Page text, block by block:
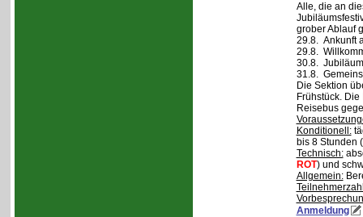
Alle, die an
grober Ablauf
29.8. Ankunft
29.8.
30.8.
31.8.
Die Sektion
Frühstück.
Reisebus
Konditionell:
bis 8 Stunden
Technisch:
ROT) und
Allgemein:
Anmeldung